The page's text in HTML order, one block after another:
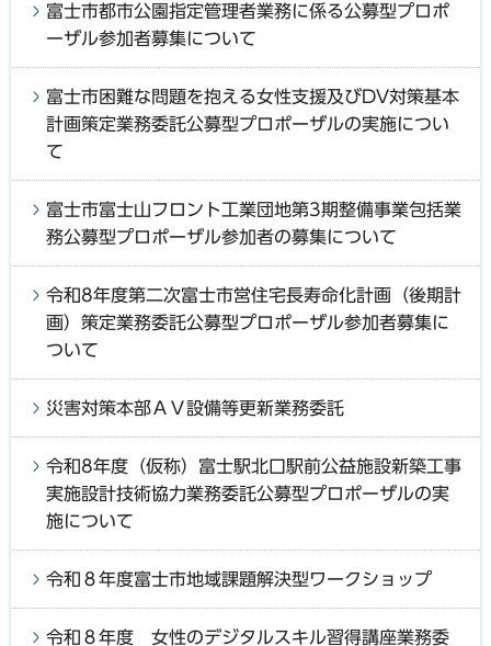
富士市都市公園指定管理者業務に係る公募型プロポ
ーザル参加者募集について
富士市困難な問題を抱える女性支援及びDV対策基本
計画策定業務委託公募型プロポーザルの実施につい
て
富士市富士山フロント工業団地第3期整備事業包括業
務公募型プロポーザル参加者の募集について
令和8年度第二次富士市営住宅長寿命化計画（後期計
画）策定業務委託公募型プロポーザル参加者募集に
ついて
災害対策本部ＡＶ設備等更新業務委託
令和8年度（仮称）富士駅北口駅前公益施設新築工事
実施設計技術協力業務委託公募型プロポーザルの実
施について
令和８年度富士市地域課題解決型ワークショップ
令和８年度 女性のデジタルスキル習得講座業務委